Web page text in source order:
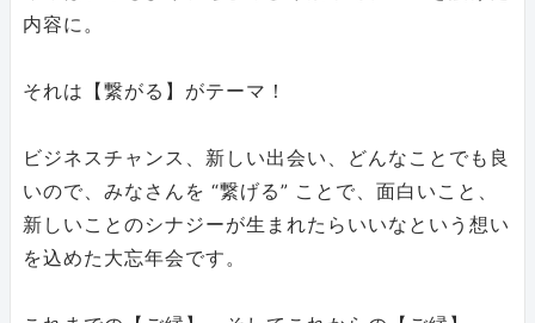
内容に。
それは【繋がる】がテーマ！
ビジネスチャンス、新しい出会い、どんなことでも良
いので、みなさんを “繋げる” ことで、面白いこと、
新しいことのシナジーが生まれたらいいなという想い
を込めた大忘年会です。